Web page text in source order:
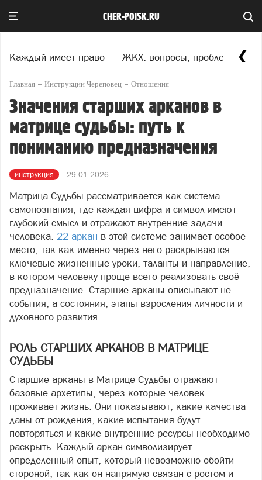
CHER-POISK.RU
Каждый имеет право ЖКХ: вопросы, проблемы,
Главная Инструкции Череповец Отношения
Значения старших арканов в
матрице судьбы: путь к
пониманию предназначения
инструкция 29.01.2026
Матрица Судьбы рассматривается как система
самопознания, где каждая цифра и символ имеют
глубокий смысл и отражают внутренние задачи
человека. 22 аркан в этой системе занимает особое
место, так как именно через него раскрываются
ключевые жизненные уроки, таланты и направление,
в котором человеку проще всего реализовать своё
предназначение. Старшие арканы описывают не
события, а состояния, этапы взросления личности и
духовного развития.
РОЛЬ СТАРШИХ АРКАНОВ В МАТРИЦЕ
СУДЬБЫ
Старшие арканы в Матрице Судьбы отражают
базовые архетипы, через которые человек
проживает жизнь. Они показывают, какие качества
даны от рождения, какие испытания будут
повторяться и какие внутренние ресурсы необходимо
раскрыть. Каждый аркан символизирует
определённый опыт, который невозможно обойти
стороной, так как он напрямую связан с ростом и